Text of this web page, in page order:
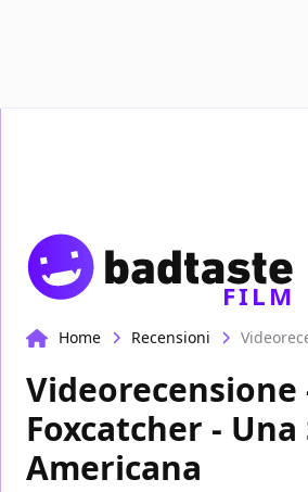
FILM
Home Recensioni
Videorecensione
Foxcatcher -
Americana